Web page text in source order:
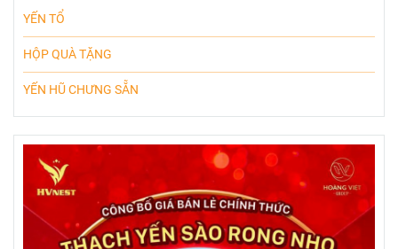
YẾN TỔ
HỘP QUÀ TẶNG
YẾN HŨ CHƯNG SẴN